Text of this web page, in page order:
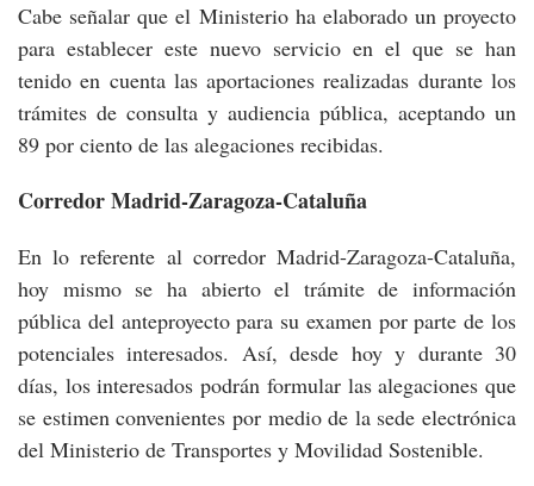
Cabe señalar que el Ministerio ha elaborado un proyecto
para establecer este nuevo servicio en el que se han
tenido en cuenta las aportaciones realizadas durante los
trámites de consulta y audiencia pública, aceptando un
89 por ciento de las alegaciones recibidas.
Corredor Madrid-Zaragoza-Cataluña
En lo referente al corredor Madrid-Zaragoza-Cataluña,
hoy mismo se ha abierto el trámite de información
pública del anteproyecto para su examen por parte de los
potenciales interesados. Así, desde hoy y durante 30
días, los interesados podrán formular las alegaciones que
se estimen convenientes por medio de la sede electrónica
del Ministerio de Transportes y Movilidad Sostenible.